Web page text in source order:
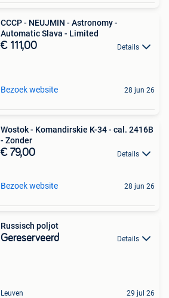
CCCP - NEUJMIN - Astronomy -
Automatic Slava - Limited
€ 111,00 Details
Bezoek website 28 jun 26
Wostok - Komandirskie K-34 - cal. 2416B
- Zonder
€ 79,00 Details
Bezoek website 28 jun 26
Russisch poljot
Gereserveerd Details
Leuven 29 jul 26